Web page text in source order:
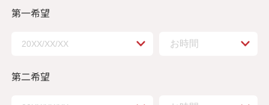
第一希望
第二希望